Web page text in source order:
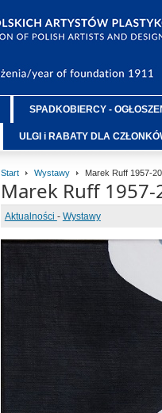
SPADKOBIERCY -
ULGI i RABATY DLA
Start Wystawy Marek Ruff 1957-
Marek Ruff
Aktualności - Wystawy